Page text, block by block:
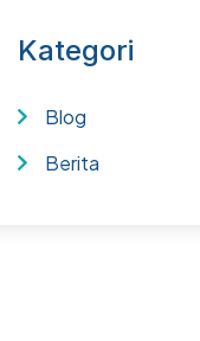
Kategori
Blog
Berita